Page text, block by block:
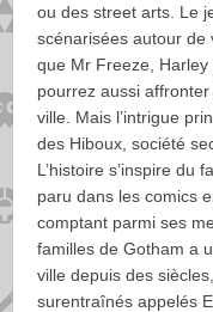
ou des street arts. Le
scénarisées autour de
que Mr Freeze, Harley
pourrez aussi
ville. Mais l’intrigue
des Hiboux, société
L’histoire s’inspire du
paru dans les comics
comptant parmi ses
familles de Gotham a
ville depuis des
surentraînés appelés